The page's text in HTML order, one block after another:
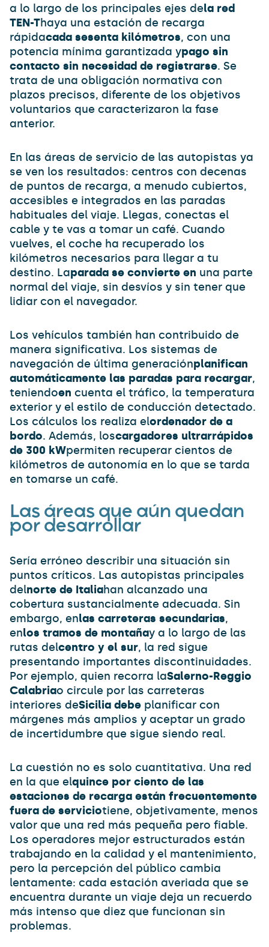
a lo largo de los principales ejes dela red
TEN-Thaya una estación de recarga
rápidacada sesenta kilómetros, con una
potencia mínima garantizada ypago sin
contacto sin necesidad de registrarse. Se
trata de una obligación normativa con
plazos precisos, diferente de los objetivos
voluntarios que caracterizaron la fase
anterior.
En las áreas de servicio de las autopistas ya
se ven los resultados: centros con decenas
de puntos de recarga, a menudo cubiertos,
accesibles e integrados en las paradas
habituales del viaje. Llegas, conectas el
cable y te vas a tomar un café. Cuando
vuelves, el coche ha recuperado los
kilómetros necesarios para llegar a tu
destino. Laparada se convierte en una parte
normal del viaje, sin desvíos y sin tener que
lidiar con el navegador.
Los vehículos también han contribuido de
manera significativa. Los sistemas de
navegación de última generaciónplanifican
automáticamente las paradas para recargar,
teniendoen cuenta el tráfico, la temperatura
exterior y el estilo de conducción detectado.
Los cálculos los realiza elordenador de a
bordo. Además, loscargadores ultrarrápidos
de 300 kWpermiten recuperar cientos de
kilómetros de autonomía en lo que se tarda
en tomarse un café.
Las áreas que aún quedan
por desarrollar
Sería erróneo describir una situación sin
puntos críticos. Las autopistas principales
delnorte de Italiahan alcanzado una
cobertura sustancialmente adecuada. Sin
embargo, enlas carreteras secundarias,
enlos tramos de montañay a lo largo de las
rutas delcentro y el sur, la red sigue
presentando importantes discontinuidades.
Por ejemplo, quien recorra laSalerno-Reggio
Calabriao circule por las carreteras
interiores deSicilia debe planificar con
márgenes más amplios y aceptar un grado
de incertidumbre que sigue siendo real.
La cuestión no es solo cuantitativa. Una red
en la que elquince por ciento de las
estaciones de recarga están frecuentemente
fuera de serviciotiene, objetivamente, menos
valor que una red más pequeña pero fiable.
Los operadores mejor estructurados están
trabajando en la calidad y el mantenimiento,
pero la percepción del público cambia
lentamente: cada estación averiada que se
encuentra durante un viaje deja un recuerdo
más intenso que diez que funcionan sin
problemas.